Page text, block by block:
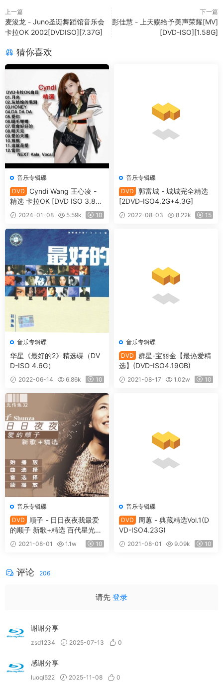
上一篇
麦浚龙 - Juno圣诞舞蹈馆音乐会
卡拉OK 2002[DVDISO][7.37G]
下一篇
彭佳慧 - 上天赐给予美声荣耀[MV]
[DVD-ISO][1.58G]
猜你喜欢
音乐专辑碟
DVD
Cyndi Wang 王心凌 -
精选 卡拉OK [DVD ISO 3.88
GB]2024-01-08 5.59k 10
音乐专辑碟
DVD
郭富城 - 城城完全精选
[2DVD-ISO4.2G+4.3G]
2022-08-03 8.22k 15
音乐专辑碟
华星《最好的2》精选碟（DV
D-ISO 4.6G）
2022-06-14 6.86k 10
音乐专辑碟
DVD
群星-宝丽金【最热爱精
选】(DVD-ISO4.19GB)
2021-08-17 1.02w 10
音乐专辑碟
DVD
顺子 - 日日夜夜我最爱
的顺子 新歌+精选 百代星光传
集32（DVD-ISO3.98G）
2021-08-01 1.1w 10
音乐专辑碟
DVD
周蕙 - 典藏精选Vol.1(D
VD-ISO4.23G)
2021-08-01 9.09k 10
评论 206
请先 登录
谢谢分享
zsd1234 2025-07-13 0
感谢分享
luoqi522 2025-11-08 0